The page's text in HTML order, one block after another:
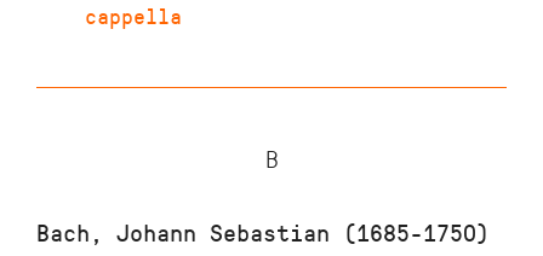
cappella
B
Bach, Johann Sebastian (1685-1750)